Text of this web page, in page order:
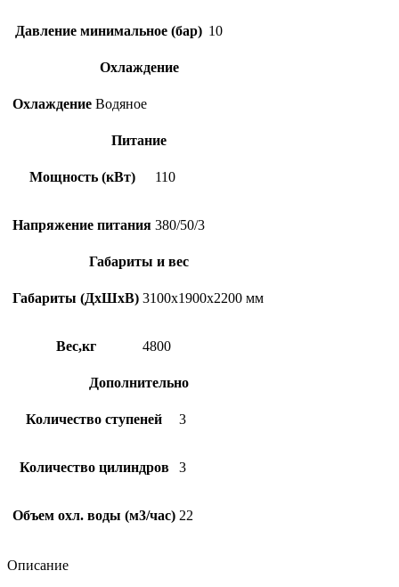
Давление минимальное (бар) 10
Охлаждение
Охлаждение Водяное
Питание
Мощность (кВт) 110
Напряжение питания 380/50/3
Габариты и вес
Габариты (ДхШхВ) 3100х1900х2200 мм
Вес,кг 4800
Дополнительно
Количество ступеней 3
Количество цилиндров 3
Объем охл. воды (м3/час) 22
Описание